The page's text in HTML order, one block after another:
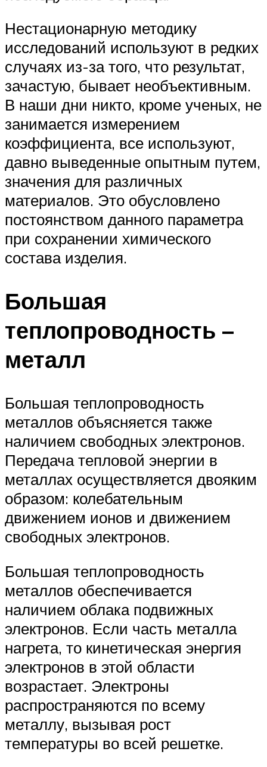
Нестационарную методику
исследований используют в редких
случаях из-за того, что результат,
зачастую, бывает необъективным.
В наши дни никто, кроме ученых, не
занимается измерением
коэффициента, все используют,
давно выведенные опытным путем,
значения для различных
материалов. Это обусловлено
постоянством данного параметра
при сохранении химического
состава изделия.
Большая
теплопроводность –
металл
Большая теплопроводность
металлов объясняется также
наличием свободных электронов.
Передача тепловой энергии в
металлах осуществляется двояким
образом: колебательным
движением ионов и движением
свободных электронов.
Большая теплопроводность
металлов обеспечивается
наличием облака подвижных
электронов. Если часть металла
нагрета, то кинетическая энергия
электронов в этой области
возрастает. Электроны
распространяются по всему
металлу, вызывая рост
температуры во всей решетке.